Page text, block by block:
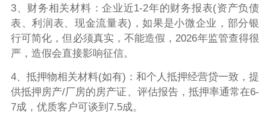
3、财务相关材料：企业近1-2年的财务报表(资产负债
表、利润表、现金流量表)，如果是小微企业，部分银
行可简化，但必须真实，不能造假，2026年监管查得很
严，造假会直接影响征信。
4、抵押物相关材料(如有)：和个人抵押经营贷一致，提
供抵押房产/厂房的房产证、评估报告，抵押率通常在6-
7成，优质客户可谈到7.5成。